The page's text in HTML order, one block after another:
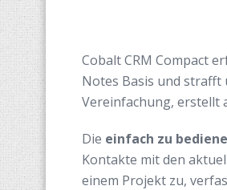
Cobalt CRM Compact
Notes Basis und strafft
Vereinfachung, erstellt
Die einfach zu
Kontakte mit den
einem Projekt zu,